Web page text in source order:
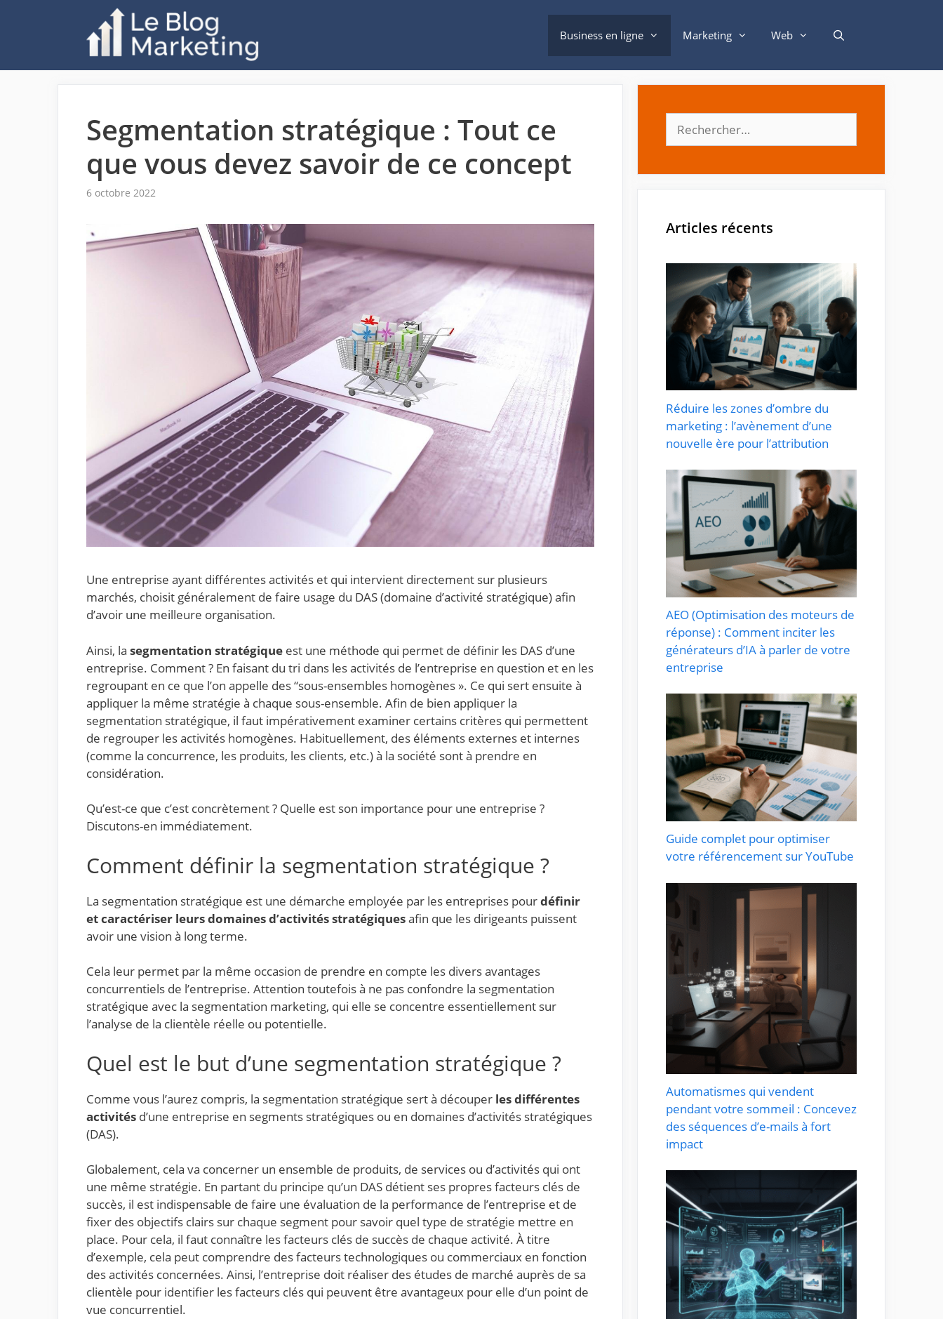
Business en ligne Marketing Web
Segmentation stratégique : Tout ce
que vous devez savoir de ce concept
6 octobre 2022
Une entreprise ayant différentes activités et qui intervient directement sur plusieurs
marchés, choisit généralement de faire usage du DAS (domaine d’activité stratégique) afin
d’avoir une meilleure organisation.
Ainsi, la segmentation stratégique est une méthode qui permet de définir les DAS d’une
entreprise. Comment ? En faisant du tri dans les activités de l’entreprise en question et en les
regroupant en ce que l’on appelle des “sous-ensembles homogènes ». Ce qui sert ensuite à
appliquer la même stratégie à chaque sous-ensemble. Afin de bien appliquer la
segmentation stratégique, il faut impérativement examiner certains critères qui permettent
de regrouper les activités homogènes. Habituellement, des éléments externes et internes
(comme la concurrence, les produits, les clients, etc.) à la société sont à prendre en
considération.
Qu’est-ce que c’est concrètement ? Quelle est son importance pour une entreprise ?
Discutons-en immédiatement.
Comment définir la segmentation stratégique ?
La segmentation stratégique est une démarche employée par les entreprises pourdéfinir
et caractériser leurs domaines d’activités stratégiquesafin que les dirigeants puissent
avoir une vision à long terme.
Cela leur permet par la même occasion de prendre en compte les divers avantages
concurrentiels de l’entreprise. Attention toutefois à ne pas confondre la segmentation
stratégique avec la segmentation marketing, qui elle se concentre essentiellement sur
l’analyse de la clientèle réelle ou potentielle.
Quel est le but d’une segmentation stratégique ?
Comme vous l’aurez compris, la segmentation stratégique sert à découper les différentes
activités d’une entreprise en segments stratégiques ou en domaines d’activités stratégiques
(DAS).
Globalement, cela va concerner un ensemble de produits, de services ou d’activités qui ont
une même stratégie. En partant du principe qu’un DAS détient ses propres facteurs clés de
succès, il est indispensable de faire une évaluation de la performance de l’entreprise et de
fixer des objectifs clairs sur chaque segment pour savoir quel type de stratégie mettre en
place. Pour cela, il faut connaître les facteurs clés de succès de chaque activité. À titre
d’exemple, cela peut comprendre des facteurs technologiques ou commerciaux en fonction
des activités concernées. Ainsi, l’entreprise doit réaliser des études de marché auprès de sa
clientèle pour identifier les facteurs clés qui peuvent être avantageux pour elle d’un point de
vue concurrentiel.
Rechercher :
Articles récents
Réduire les zones d’ombre du
marketing : l’avènement d’une
nouvelle ère pour l’attribution
AEO (Optimisation des moteurs de
réponse) : Comment inciter les
générateurs d’IA à parler de votre
entreprise
Guide complet pour optimiser
votre référencement sur YouTube
Automatismes qui vendent
pendant votre sommeil : Concevez
des séquences d’e-mails à fort
impact